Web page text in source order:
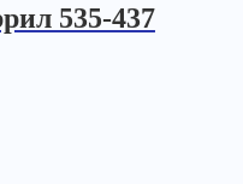
535-437